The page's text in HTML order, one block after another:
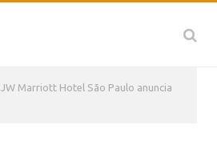
JW Marriott Hotel São Paulo anuncia